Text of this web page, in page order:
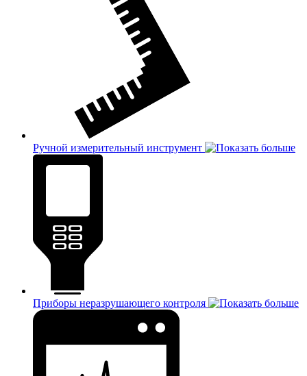
Ручной измерительный инструмент
Приборы неразрушающего контроля